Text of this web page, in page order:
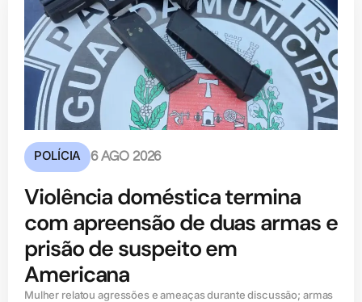
POLÍCIA 6 AGO 2026
Violência doméstica termina
com apreensão de duas armas e
prisão de suspeito em
Americana
Mulher relatou agressões e ameaças durante discussão; armas